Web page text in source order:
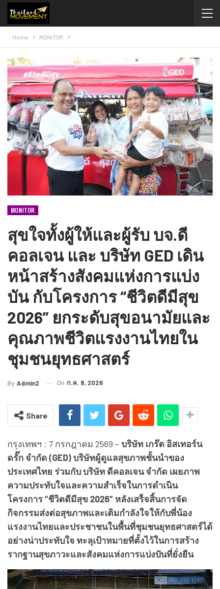
Home MONITOR
MONITOR
สุขใจทั้งผู้ให้และผู้รับ บจ.ดี
คอลเจน และ บริษัท GED เดิน
หน้าสร้างสังคมแห่งการแบ่ง
บัน กับโครงการ “ชีวิตดีมีสุข
2026” ยกระดับสุขอนามัยและ
คุณภาพชีวิตแรงงานไทยใน
ชุมชนยุทธศาสตร์
By Admin2 On ก.ค. 8, 2026
Share
กรุงเทพฯ : 7 กรกฎาคม 2569 – บริษัท เกร๊ต อิสเทอร์น
ดรั๊ก จำกัด (GED) บริษัทผู้ดูแลสุขภาพชั้นนำของ
ประเทศไทย ร่วมกับ บริษัท ดีคอลเจน จำกัด เผยภาพ
ความประทับใจและความสำเร็จในการดำเนิน
โครงการ “ชีวิตดีมีสุข 2026” หลังเสร็จสิ้นการจัด
กิจกรรมส่งต่อสุขภาพและเติมกำลังใจให้กับพี่น้อง
แรงงานไทยและประชาชนในพื้นที่ชุมชนยุทธศาสตร์ได้
อย่างน่าประทับใจ ทะลุเป้าหมายที่ตั้งไว้ในการสร้าง
รากฐานสุขภาวะและสังคมแห่งการแบ่งปันที่ยั่งยืน